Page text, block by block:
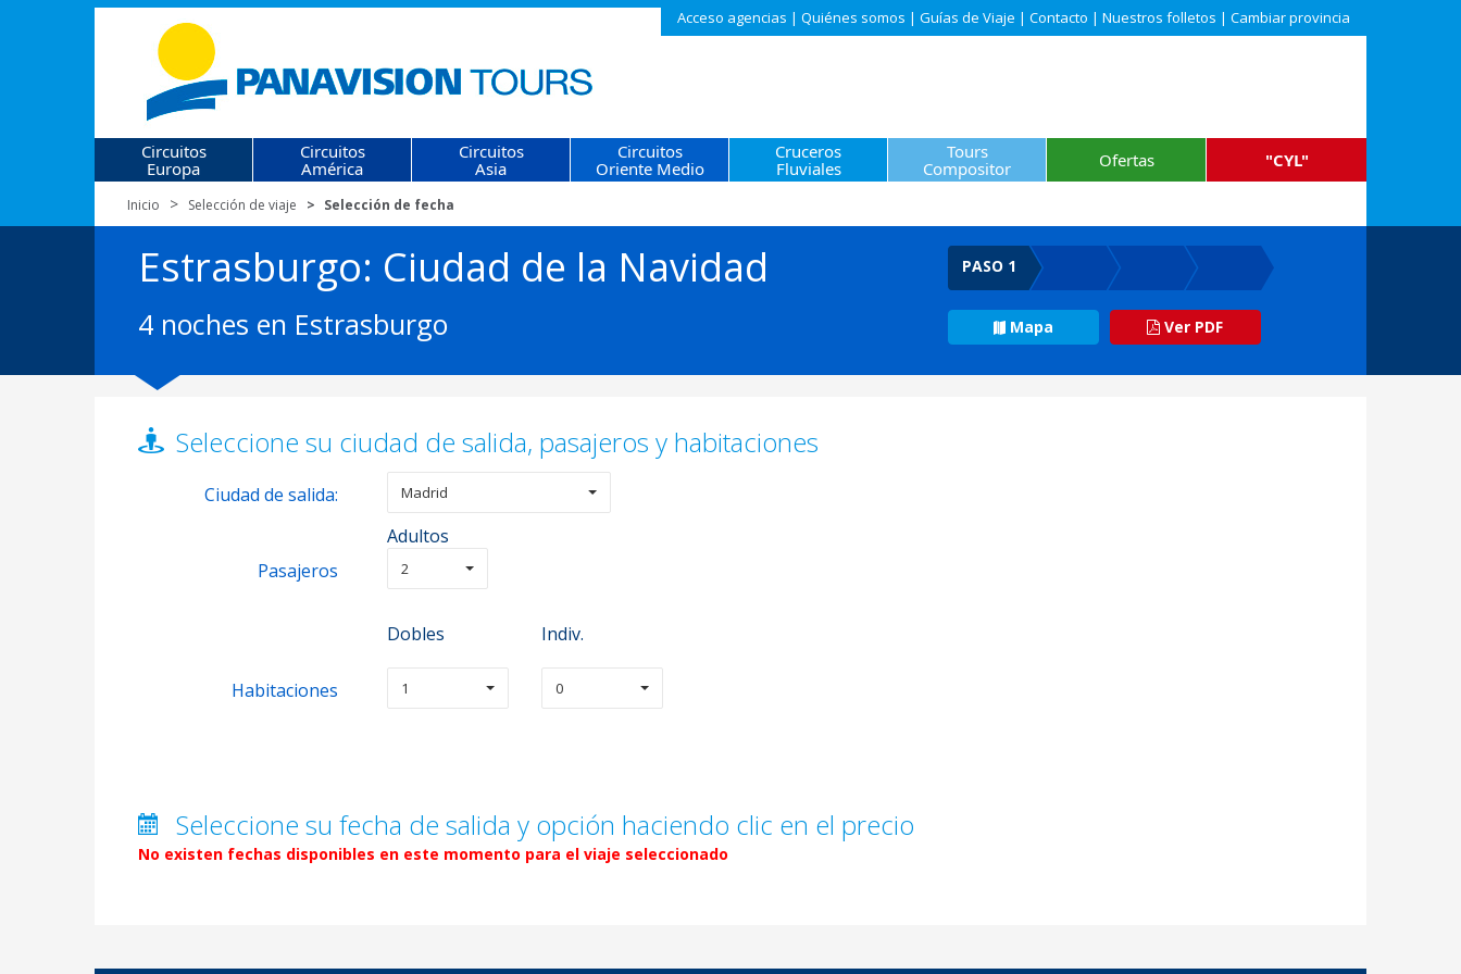
Acceso agencias | Quiénes somos | Guías de Viaje | Contacto | Nuestros folletos | Cambiar provincia
Circuitos
Europa
Circuitos
América
Circuitos
Asia
Circuitos
Oriente Medio
Cruceros
Fluviales
Tours
Compositor
Ofertas "CYL"
Inicio Selección de viaje Selección de fecha
Estrasburgo: Ciudad de la Navidad
4 noches en Estrasburgo
PASO 1
Mapa Ver PDF
Seleccione su ciudad de salida, pasajeros y habitaciones
Ciudad de salida: Madrid
Adultos
Pasajeros
2
Dobles Indiv.
Habitaciones 1 0
Seleccione su fecha de salida y opción haciendo clic en el precio
No existen fechas disponibles en este momento para el viaje seleccionado